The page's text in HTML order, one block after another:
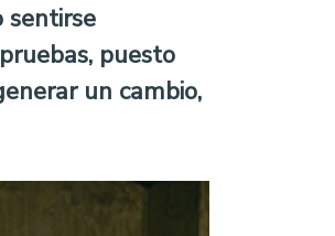
sentirse
puesto
un cambio,